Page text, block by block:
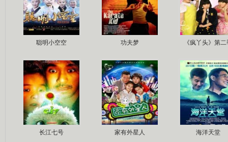
聪明小空空 功夫梦 《疯丫头》第二
长江七号 家有外星人 海洋天堂